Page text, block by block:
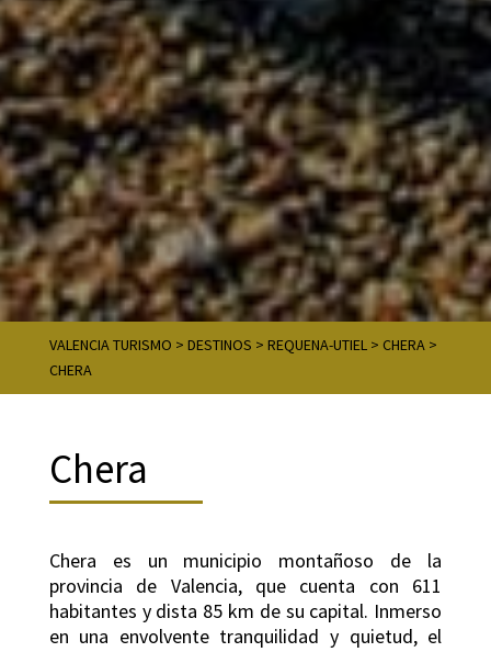
VALENCIA TURISMO > DESTINOS > REQUENA-UTIEL> CHERA>
CHERA
Chera
Chera es un municipio montañoso de la
provincia de Valencia, que cuenta con 611
habitantes y dista 85 km de su capital. Inmerso
en una envolvente tranquilidad y quietud, el